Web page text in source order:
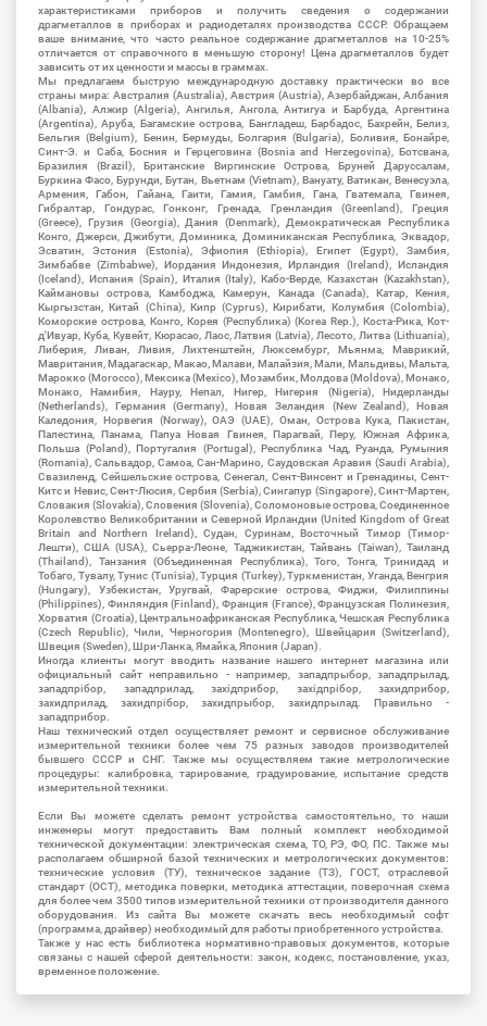
характеристиками приборов и получить сведения о содержании
драгметаллов в приборах и радиодеталях производства СССР. Обращаем
ваше внимание, что часто реальное содержание драгметаллов на 10-25%
отличается от справочного в меньшую сторону! Цена драгметаллов будет
зависить от их ценности и массы в граммах.
Мы предлагаем быструю международную доставку практически во все
страны мира: Австралия (Australia), Австрия (Austria), Азербайджан, Албания
(Albania), Алжир (Algeria), Ангилья, Ангола, Антигуа и Барбуда, Аргентина
(Argentina), Аруба, Багамские острова, Бангладеш, Барбадос, Бахрейн, Белиз,
Бельгия (Belgium), Бенин, Бермуды, Болгария (Bulgaria), Боливия, Бонайре,
Синт-Э. и Саба, Босния и Герцеговина (Bosnia and Herzegovina), Ботсвана,
Бразилия (Brazil), Британские Виргинские Острова, Бруней Даруссалам,
Буркина Фасо, Бурунди, Бутан, Вьетнам (Vietnam), Вануату, Ватикан, Венесуэла,
Армения, Габон, Гайана, Гаити, Гамия, Гамбия, Гана, Гватемала, Гвинея,
Гибралтар, Гондурас, Гонконг, Гренада, Гренландия (Greenland), Греция
(Greece), Грузия (Georgia), Дания (Denmark), Демократическая Республика
Конго, Джерси, Джибути, Доминика, Доминиканская Республика, Эквадор,
Эсватин, Эстония (Estonia), Эфиопия (Ethiopia), Египет (Egypt), Замбия,
Зимбабве (Zimbabwe), Иордания Индонезия, Ирландия (Ireland), Исландия
(Iceland), Испания (Spain), Италия (Italy), Кабо-Верде, Казахстан (Kazakhstan),
Каймановы острова, Камбоджа, Камерун, Канада (Canada), Катар, Кения,
Кыргызстан, Китай (China), Кипр (Cyprus), Кирибати, Колумбия (Colombia),
Коморские острова, Конго, Корея (Республика) (Korea Rep.), Коста-Рика, Кот-
д'Ивуар, Куба, Кувейт, Кюрасао, Лаос, Латвия (Latvia), Лесото, Литва (Lithuania),
Либерия, Ливан, Ливия, Лихтенштейн, Люксембург, Мьянма, Маврикий,
Мавритания, Мадагаскар, Макао, Малави, Малайзия, Мали, Мальдивы, Мальта,
Марокко (Morocco), Мексика (Mexico), Мозамбик, Молдова (Moldova), Монако,
Монако, Намибия, Науру, Непал, Нигер, Нигерия (Nigeria), Нидерланды
(Netherlands), Германия (Germany), Новая Зеландия (New Zealand), Новая
Каледония, Норвегия (Norway), ОАЭ (UAE), Оман, Острова Кука, Пакистан,
Палестина, Панама, Папуа Новая Гвинея, Парагвай, Перу, Южная Африка,
Польша (Poland), Португалия (Portugal), Республика Чад, Руанда, Румыния
(Romania), Сальвадор, Самоа, Сан-Марино, Саудовская Аравия (Saudi Arabia),
Свазиленд, Сейшельские острова, Сенегал, Сент-Винсент и Гренадины, Сент-
Китс и Невис, Сент-Люсия, Сербия (Serbia), Сингапур (Singapore), Синт-Мартен,
Словакия (Slovakia), Словения (Slovenia), Соломоновые острова, Соединенное
Королевство Великобритании и Северной Ирландии (United Kingdom of Great
Britain and Northern Ireland), Судан, Суринам, Восточный Тимор (Тимор-
Лешти), США (USA), Сьерра-Леоне, Таджикистан, Тайвань (Taiwan), Таиланд
(Thailand), Танзания (Объединенная Республика), Того, Тонга, Тринидад и
Тобаго, Тувалу, Тунис (Tunisia), Турция (Turkey), Туркменистан, Уганда, Венгрия
(Hungary), Узбекистан, Уругвай, Фарерские острова, Фиджи, Филиппины
(Philippines), Финляндия (Finland), Франция (France), Французская Полинезия,
Хорватия (Croatia), Центральноафриканская Республика, Чешская Республика
(Czech Republic), Чили, Черногория (Montenegro), Швейцария (Switzerland),
Швеция (Sweden), Шри-Ланка, Ямайка, Япония (Japan).
Иногда клиенты могут вводить название нашего интернет магазина или
официальный сайт неправильно - например, западпрыбор, западпрылад,
западпрібор, западприлад, західприбор, західпрібор, захидприбор,
захидприлад, захидпрібор, захидпрыбор, захидпрылад. Правильно -
западприбор.
Наш технический отдел осуществляет ремонт и сервисное обслуживание
измерительной техники более чем 75 разных заводов производителей
бывшего СССР и СНГ. Также мы осуществляем такие метрологические
процедуры: калибровка, тарирование, градуирование, испытание средств
измерительной техники.
Если Вы можете сделать ремонт устройства самостоятельно, то наши
инженеры могут предоставить Вам полный комплект необходимой
технической документации: электрическая схема, ТО, РЭ, ФО, ПС. Также мы
располагаем обширной базой технических и метрологических документов:
технические условия (ТУ), техническое задание (ТЗ), ГОСТ, отраслевой
стандарт (ОСТ), методика поверки, методика аттестации, поверочная схема
для более чем 3500 типов измерительной техники от производителя данного
оборудования. Из сайта Вы можете скачать весь необходимый софт
(программа, драйвер) необходимый для работы приобретенного устройства.
Также у нас есть библиотека нормативно-правовых документов, которые
связаны с нашей сферой деятельности: закон, кодекс, постановление, указ,
временное положение.